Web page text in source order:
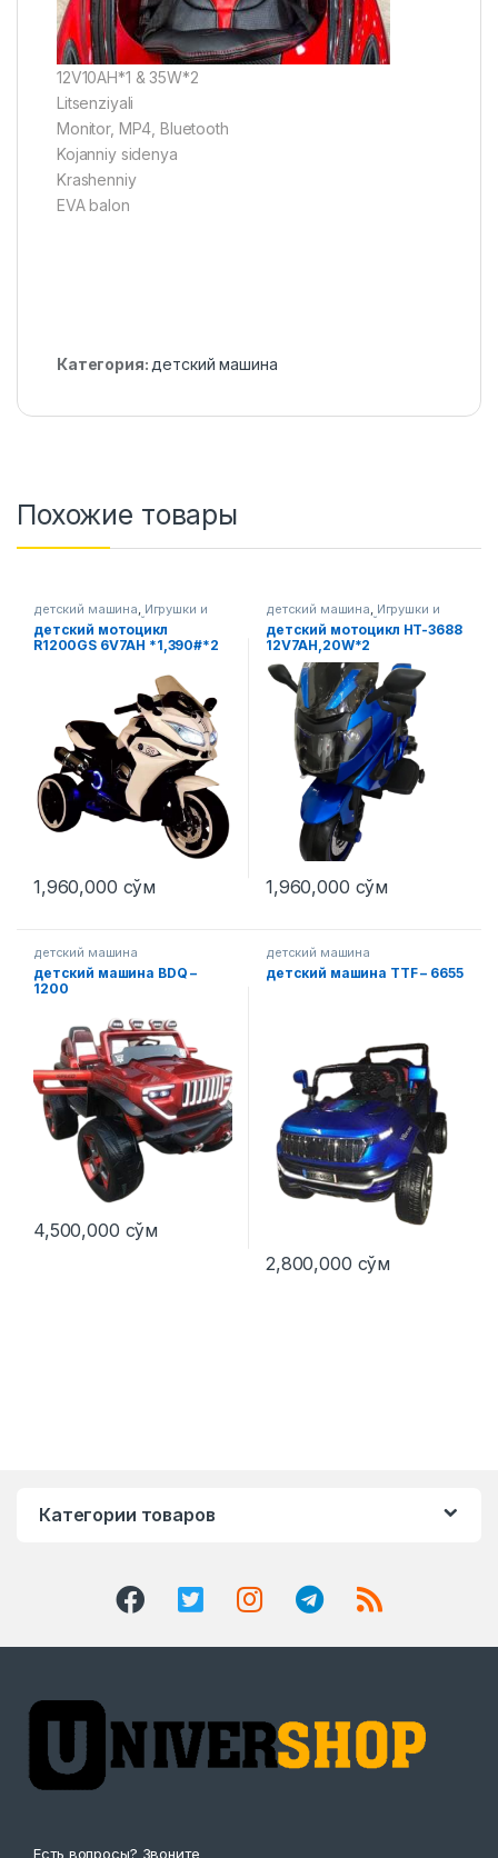
12V10AH*1 & 35W*2
Litsenziyali
Monitor, MP4, Bluetooth
Kojanniy sidenya
Krashenniy
EVA balon
Категория: детский машина
Похожие товары
детский машина, Игрушки и
товары для детей
детский мотоцикл
R1200GS 6V7AH *1,390#*2
1,960,000 сўм
детский машина, Игрушки и
товары для детей
детский мотоцикл HT-3688
12V7AH,20W*2
1,960,000 сўм
детский машина
детский машина BDQ –
1200
4,500,000 сўм
детский машина
детский машина TTF – 6655
2,800,000 сўм
Категории товаров
Есть вопросы? Звоните